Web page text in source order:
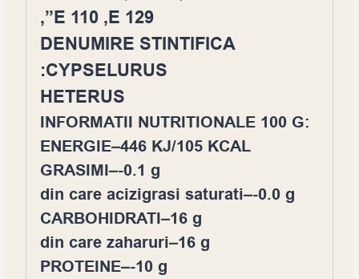
,”E 110 ,E 129
DENUMIRE STINTIFICA
:CYPSELURUS
HETERUS
INFORMATII NUTRITIONALE 100 G:
ENERGIE–446 KJ/105 KCAL
GRASIMI–-0.1 g
din care acizigrasi saturati–-0.0 g
CARBOHIDRATI–16 g
din care zaharuri–16 g
PROTEINE–-10 g